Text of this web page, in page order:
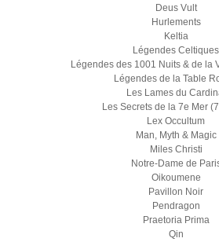
Deus Vult
Hurlements
Keltia
Légendes Celtiques
Légendes des 1001 Nuits & de la
Légendes de la Table
Les Lames du
Les Secrets de la 7e Mer
Lex Occultum
Man, Myth & Magic
Miles Christi
Notre-Dame de
Oikoumene
Pavillon Noir
Pendragon
Praetoria Prima
Qin